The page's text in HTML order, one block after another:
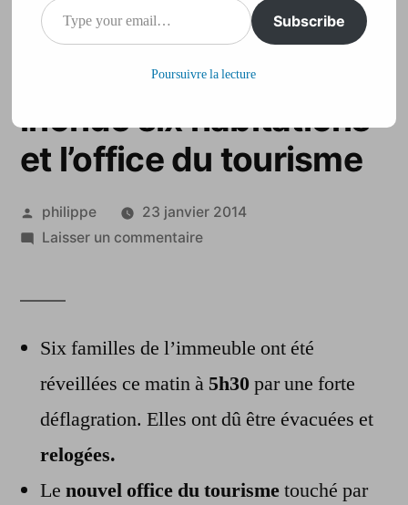
Tournai: une
canalisation d’eau
inonde six habitations
et l’office du tourisme
Publié
par
philippe
23 janvier 2014
Laisser un commentairesur
d’eau
six
habitations
du
Six familles de l’immeuble ont été
réveillées ce matin à 5h30 par une forte
déflagration. Elles ont dû être évacuées et
relogées.
Le nouvel office du tourismetouché par
Type
your
Subscribe
Poursuivre la lecture